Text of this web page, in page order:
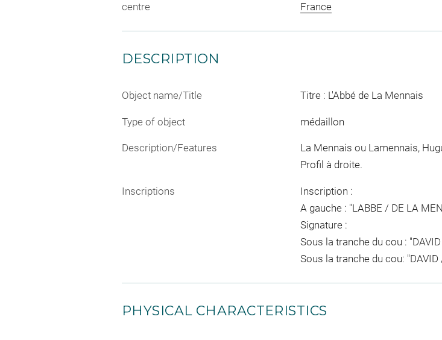
centre
France
DESCRIPTION
Object name/Title Titre : L'Abbé de La Mennais
Type of object médaillon
Description/Features
La Mennais ou Lamennais,
Profil à droite.
Inscriptions
Inscription :
A gauche : "LABBE / DE LA
Signature :
Sous la tranche du cou :
Sous la tranche du cou: "DAVID
PHYSICAL CHARACTERISTICS